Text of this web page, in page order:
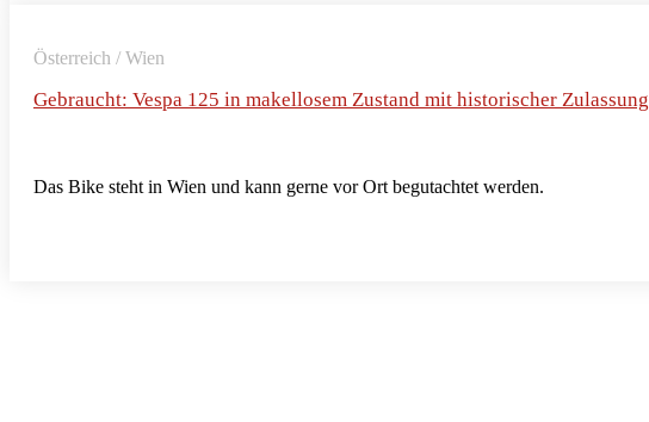
Österreich / Wien
Gebraucht: Vespa 125 in makellosem Zustand mit historischer Zulassung
Das Bike steht in Wien und kann gerne vor Ort begutachtet werden.